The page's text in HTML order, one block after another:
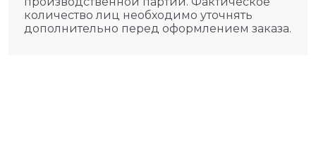
количество лиц необходимо уточнять
дополнительно перед оформлением заказа.